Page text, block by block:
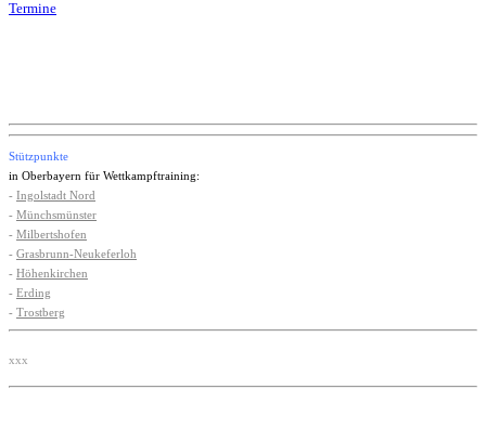
Termine
Stützpunkte
in Oberbayern für Wettkampftraining:
- Ingolstadt Nord
- Münchsmünster
- Milbertshofen
- Grasbrunn-Neukeferloh
- Höhenkirchen
- Erding
- Trostberg
xxx